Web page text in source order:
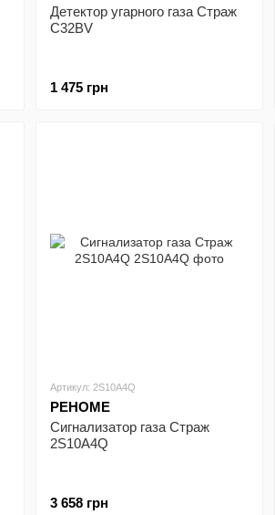
Детектор угарного газа Страж
C32BV
1 475 грн
Артикул: 2S10A4Q
РЕНОМЕ
Сигнализатор газа Страж
2S10A4Q
3 658 грн